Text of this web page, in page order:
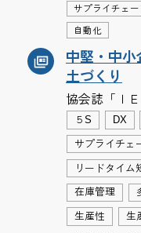
サプライチェー
自動化
中堅・中小
土づくり
協会誌「Ｉ
５S DX
サプライチェ
リードタイム
在庫管理
生産性 生